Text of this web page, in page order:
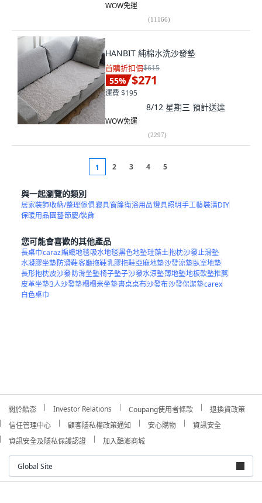
WOW免運
(11166)
HANBIT 純棉水洗沙發墊
首購折扣價$615
55% $271
運費 $195
8/12 星期三 預計送達
WOW免運
(2297)
1 2 3 4 5
與一起瀏覽的類別
居家裝飾收納/整理傢俱寢具窗簾衛浴用品燈具照明手工藝裝潢DIY
保暖用品園藝節慶/裝飾
您可能會喜歡的其他產品
長桌巾caraz編織地毯吸水地毯黑色地墊珪藻土抱枕沙發止滑墊
水凝膠坐墊防滑鞋客廳拖鞋乳膠拖鞋亞麻地墊沙發涼墊臥室地墊
長形抱枕皮沙發防滑坐墊椅子墊子沙發水涼墊薄地墊地板軟墊推薦
皮革坐墊3人沙發墊榻榻米坐墊書桌桌布沙發布沙發保潔墊carex
白色桌巾
關於酷澎 Investor Relations Coupang使用者條款
退換貨政策
信任管理中心
顧客隱私權政策通知 安心購物
資訊安全
資訊安全及隱私保護認證
加入酷澎商城
Global Site